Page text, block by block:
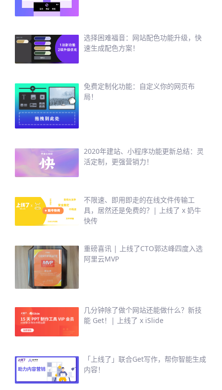
选择困难福音：网站配色功能升级，快
速生成配色方案！
免费定制化功能：自定义你的网页布
局！
2020年建站、小程序功能更新总结：灵
活定制，更强营销力！
不限速、即用即走的在线文件传输工
具，居然还是免费的？| 上线了 x 奶牛
快传
重磅喜讯 | 上线了CTO郭达峰四度入选
阿里云MVP
几分钟除了做个网站还能做什么？新技
能 Get！| 上线了 x iSlide
「上线了」联合Get写作，帮你智能生成
内容！